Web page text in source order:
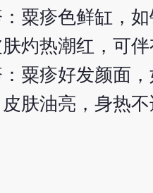
粟疹色鲜缸，
灼热潮红，可
粟疹好发颜面
肤油亮，身热